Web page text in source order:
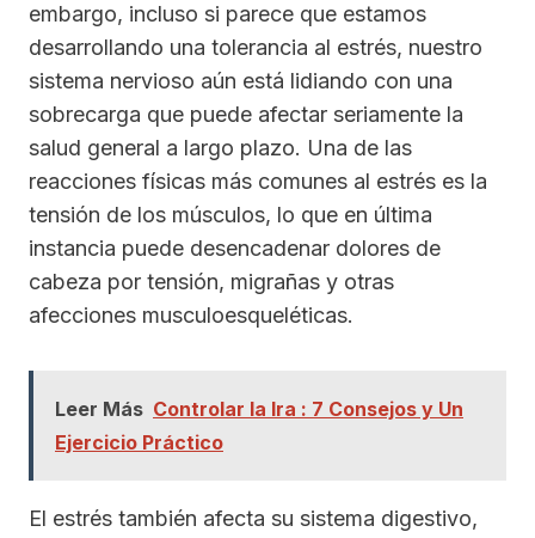
embargo, incluso si parece que estamos
desarrollando una tolerancia al estrés, nuestro
sistema nervioso aún está lidiando con una
sobrecarga que puede afectar seriamente la
salud general a largo plazo. Una de las
reacciones físicas más comunes al estrés es la
tensión de los músculos, lo que en última
instancia puede desencadenar dolores de
cabeza por tensión, migrañas y otras
afecciones musculoesqueléticas.
Leer Más Controlar la Ira : 7 Consejos y Un
Ejercicio Práctico
El estrés también afecta su sistema digestivo,